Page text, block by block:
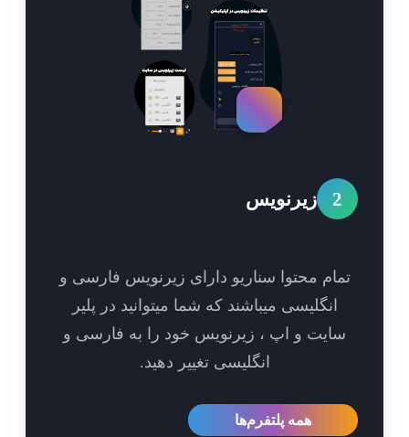
زیرنویس
محتوا سناریو دارای زیرنویس فارسی و
انگلیسی میباشند که شما میتوانید در پلیر
و اپ ، زیرنویس خود را به فارسی و
انگلیسی تغییر دهید.
همه پلتفرم‌ها